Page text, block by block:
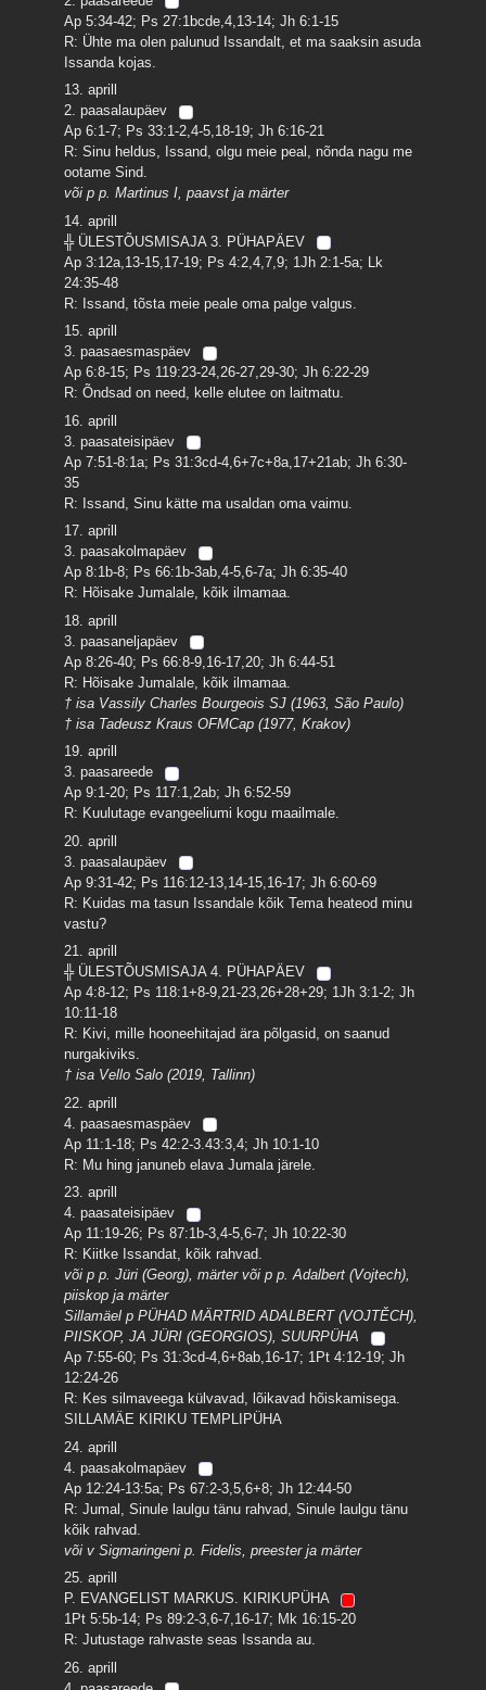
Ap 5:34-42; Ps 27:1bcde,4,13-14; Jh 6:1-15
R: Ühte ma olen palunud Issandalt, et ma saaksin asuda
Issanda kojas.
13. aprill
2. paasalaupäev
Ap 6:1-7; Ps 33:1-2,4-5,18-19; Jh 6:16-21
R: Sinu heldus, Issand, olgu meie peal, nõnda nagu me
ootame Sind.
või p p. Martinus I, paavst ja märter
14. aprill
╬ ÜLESTÕUSMISAJA 3. PÜHAPÄEV
Ap 3:12a,13-15,17-19; Ps 4:2,4,7,9; 1Jh 2:1-5a; Lk
24:35-48
R: Issand, tõsta meie peale oma palge valgus.
15. aprill
3. paasaesmaspäev
Ap 6:8-15; Ps 119:23-24,26-27,29-30; Jh 6:22-29
R: Õndsad on need, kelle elutee on laitmatu.
16. aprill
3. paasateisipäev
Ap 7:51-8:1a; Ps 31:3cd-4,6+7c+8a,17+21ab; Jh 6:30-
35
R: Issand, Sinu kätte ma usaldan oma vaimu.
17. aprill
3. paasakolmapäev
Ap 8:1b-8; Ps 66:1b-3ab,4-5,6-7a; Jh 6:35-40
R: Hõisake Jumalale, kõik ilmamaa.
18. aprill
3. paasaneljapäev
Ap 8:26-40; Ps 66:8-9,16-17,20; Jh 6:44-51
R: Hõisake Jumalale, kõik ilmamaa.
† isa Vassily Charles Bourgeois SJ (1963, São Paulo)
† isa Tadeusz Kraus OFMCap (1977, Krakov)
19. aprill
3. paasareede
Ap 9:1-20; Ps 117:1,2ab; Jh 6:52-59
R: Kuulutage evangeeliumi kogu maailmale.
20. aprill
3. paasalaupäev
Ap 9:31-42; Ps 116:12-13,14-15,16-17; Jh 6:60-69
R: Kuidas ma tasun Issandale kõik Tema heateod minu
vastu?
21. aprill
╬ ÜLESTÕUSMISAJA 4. PÜHAPÄEV
Ap 4:8-12; Ps 118:1+8-9,21-23,26+28+29; 1Jh 3:1-2; Jh
10:11-18
R: Kivi, mille hooneehitajad ära põlgasid, on saanud
nurgakiviks.
† isa Vello Salo (2019, Tallinn)
22. aprill
4. paasaesmaspäev
Ap 11:1-18; Ps 42:2-3.43:3,4; Jh 10:1-10
R: Mu hing januneb elava Jumala järele.
23. aprill
4. paasateisipäev
Ap 11:19-26; Ps 87:1b-3,4-5,6-7; Jh 10:22-30
R: Kiitke Issandat, kõik rahvad.
või p p. Jüri (Georg), märter või p p. Adalbert (Vojtech),
piiskop ja märter
Sillamäel p PÜHAD MÄRTRID ADALBERT (VOJTĚCH),
PIISKOP, JA JÜRI (GEORGIOS), SUURPÜHA
Ap 7:55-60; Ps 31:3cd-4,6+8ab,16-17; 1Pt 4:12-19; Jh
12:24-26
R: Kes silmaveega külvavad, lõikavad hõiskamisega.
SILLAMÄE KIRIKU TEMPLIPÜHA
24. aprill
4. paasakolmapäev
Ap 12:24-13:5a; Ps 67:2-3,5,6+8; Jh 12:44-50
R: Jumal, Sinule laulgu tänu rahvad, Sinule laulgu tänu
kõik rahvad.
või v Sigmaringeni p. Fidelis, preester ja märter
25. aprill
P. EVANGELIST MARKUS. KIRIKUPÜHA
1Pt 5:5b-14; Ps 89:2-3,6-7,16-17; Mk 16:15-20
R: Jutustage rahvaste seas Issanda au.
26. aprill